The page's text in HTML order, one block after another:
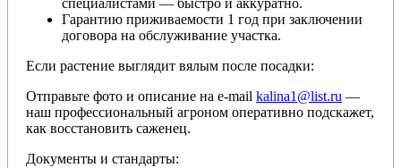
Гарантию приживаемости 1 год при заключении
договора на обслуживание участка.
Если растение выглядит вялым после посадки:
Отправьте фото и описание на e-mail kalina1@list.ru —
наш профессиональный агроном оперативно подскажет,
как восстановить саженец.
Документы и стандарты: